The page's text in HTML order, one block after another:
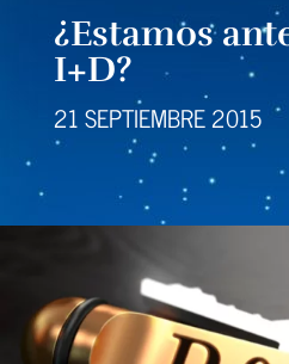
¿Estamos
I+D?
21 SEPTIEMBRE 2015